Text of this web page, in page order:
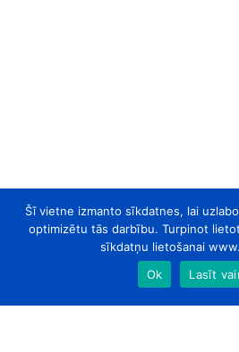
Šī vietne izmanto sīkdatnes, lai
optimizētu tās darbību. Turpinot
sīkdatņu lietošanai
Ok
Lasīt